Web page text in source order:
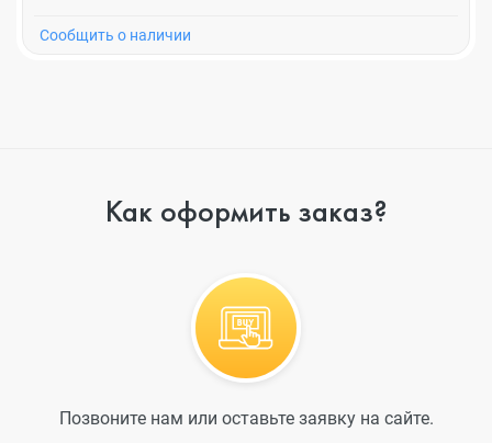
Cообщить о наличии
Как оформить заказ?
Позвоните нам или оставьте заявку на сайте.